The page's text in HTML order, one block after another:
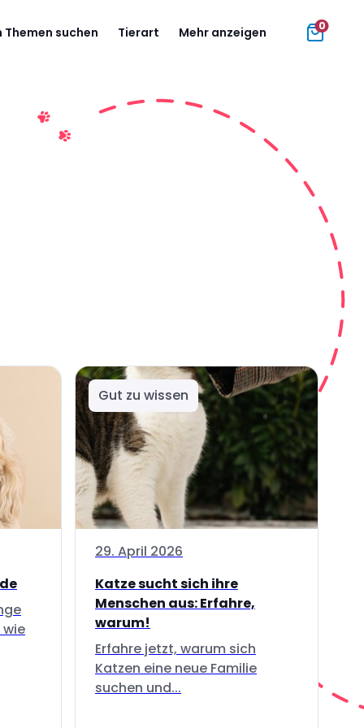
Themen suchen Tierart Mehr anzeigen 0
Gut zu wissen
29. April 2026
Katze sucht sich ihre
Menschen aus: Erfahre,
warum!
Erfahre jetzt, warum sich
Katzen eine neue Familie
suchen und...